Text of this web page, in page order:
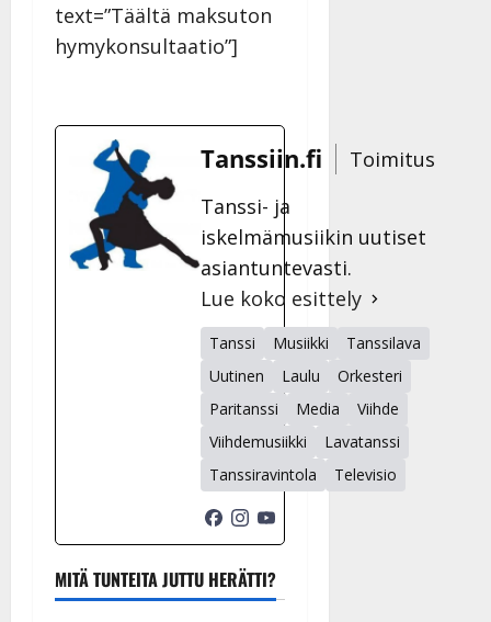
text=”Täältä maksuton
hymykonsultaatio”]
Tanssiin.fi
Toimitus
Tanssi- ja
iskelmämusiikin uutiset
asiantuntevasti.
Lue koko esittely
Tanssi Musiikki
Tanssilava
Uutinen
Laulu
Orkesteri
Paritanssi
Media
Viihde
Viihdemusiikki
Lavatanssi
Tanssiravintola
Televisio
MITÄ TUNTEITA JUTTU HERÄTTI?